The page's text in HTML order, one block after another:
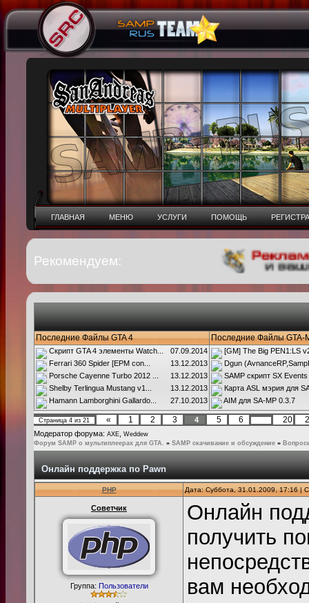
ГЛАВНАЯ МЕНЮ УСЛУГИ ПОМОЩЬ
Рекомендуем:
Последние Файлы GTA 4 Последние Файлы GTA-
Скрипт GTA 4 элементы Watch...
07.09.2014
Ferrari 360 Spider [EPM con...
13.12.2013
Porsche Cayenne Turbo 2012 ...
13.12.2013
Shelby Terlingua Mustang v1...
13.12.2013
Hamann Lamborghini Gallardo...
27.10.2013
[GM] The Big PEN1:LS
Dgun
SAMP скрипт SX
Карта ASL мэрия для
AIM для SA-MP 0.3.7
Страница 4 из 21 « 1 2 3 4 5 6 20
Модератор форума: AXE Weddew
Форум SAMP о мультиплеерах для GTA. » SAMP скачивание и обсуждение »
Онлайн поддержка по Pawn
PHP Дата: Суббота, 31.01.2009, 17:16 |
Советчик
Группа: Пользователи
Онлайн
получить
вам